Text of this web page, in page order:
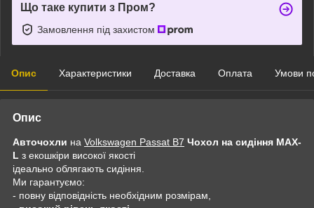
Що таке купити з Пром?
Замовлення під захистом
Опис Характеристики Доставка Оплата Умови
Опис
Авточохли на Volkswagen Passat B7 Чохол на сидіння MAX-
L з екошкіри високої якості
ідеально облягають сидіння.
Ми гарантуємо:
- повну відповідність необхідним розмірам,